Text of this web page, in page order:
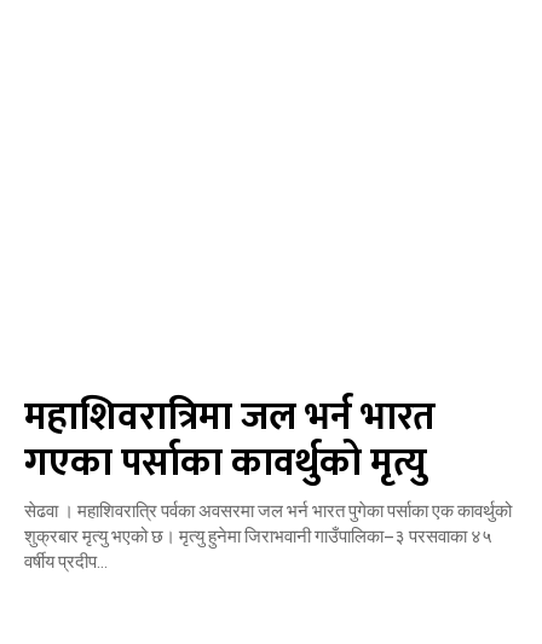
महाशिवरात्रिमा जल भर्न भारत
गएका पर्साका कावर्थुको मृत्यु
सेढवा । महाशिवरात्रि पर्वका अवसरमा जल भर्न भारत पुगेका पर्साका एक कावर्थुको
शुक्रबार मृत्यु भएको छ। मृत्यु हुनेमा जिराभवानी गाउँपालिका–३ परसवाका ४५
वर्षीय प्रदीप...